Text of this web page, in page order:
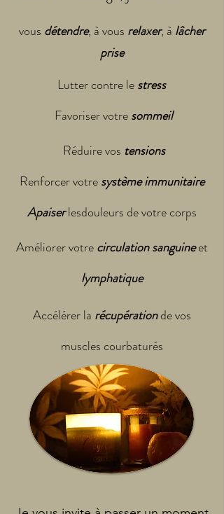
vous détendre, à vous relaxer, à lâcher
prise
Lutter contre lestress
Favoriser votresommeil
Réduire vos tensions
Renforcer votresystème immunitaire
Apaiserlesdouleurs de votre corps
Améliorer votrecirculation sanguineet
lymphatique
Accélérer la récupérationde vos
muscles courbaturés